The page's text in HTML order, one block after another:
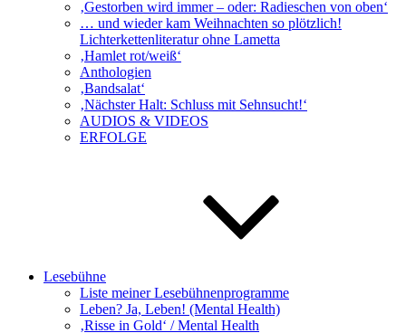
‚Gestorben wird immer – oder: Radieschen von oben‘
… und wieder kam Weihnachten so plötzlich!
Lichterkettenliteratur ohne Lametta
‚Hamlet rot/weiß‘
Anthologien
‚Bandsalat‘
‚Nächster Halt: Schluss mit Sehnsucht!‘
AUDIOS & VIDEOS
ERFOLGE
Lesebühne
Liste meiner Lesebühnenprogramme
Leben? Ja, Leben! (Mental Health)
‚Risse in Gold‘ / Mental Health